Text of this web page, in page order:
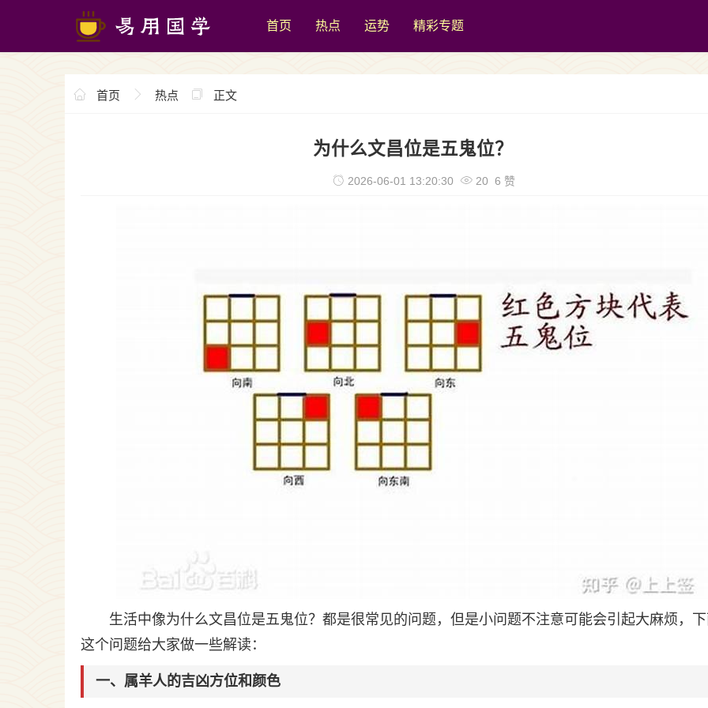
首页 热点 运势 精彩专题
首页 热点 正文
为什么文昌位是五鬼位？
2026-06-01 13:20:30 20 6 赞
生活中像为什么文昌位是五鬼位？都是很常见的问题，但是小问题不注意可能会引起大麻烦，
这个问题给大家做一些解读：
一、属羊人的吉凶方位和颜色